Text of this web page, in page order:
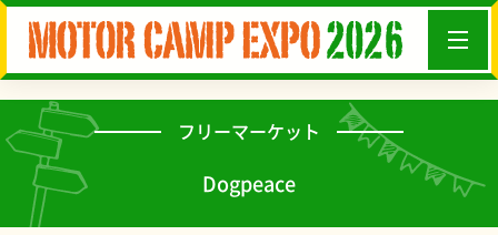
フリーマーケット
Dogpeace